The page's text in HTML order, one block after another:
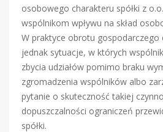
osobowego charakteru spółki z
wspólnikom wpływu na skład
W praktyce obrotu gospodarczego
jednak sytuacje, w których
zbycia udziałów pomimo braku
zgromadzenia wspólników albo
pytanie o skuteczność takiej
dopuszczalności ograniczeń
spółki.